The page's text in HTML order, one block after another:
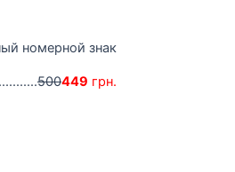
номерной знак
500449 грн.